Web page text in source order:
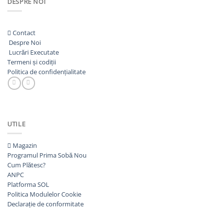
4.935,00lei.
Contact
Despre Noi
Lucrări Executate
Termeni și codiții
Politica de confidențialitate
UTILE
Magazin
Programul Prima Sobă
Cum Plătesc?
ANPC
Platforma SOL
Politica Modulelor Cookie
Declarație de conformitate